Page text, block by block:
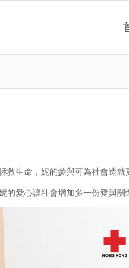
救生命，妮的參與可為社會造就
的愛心讓社會增加多一份愛與關